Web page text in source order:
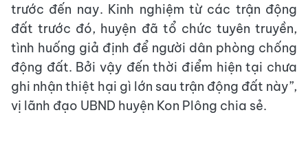
trước đến nay. Kinh nghiệm từ các trận động
đất trước đó, huyện đã tổ chức tuyên truyền,
tình huống giả định để người dân phòng chống
động đất. Bởi vậy đến thời điểm hiện tại chưa
ghi nhận thiệt hại gì lớn sau trận động đất này”,
vị lãnh đạo UBND huyện Kon Plông chia sẻ.